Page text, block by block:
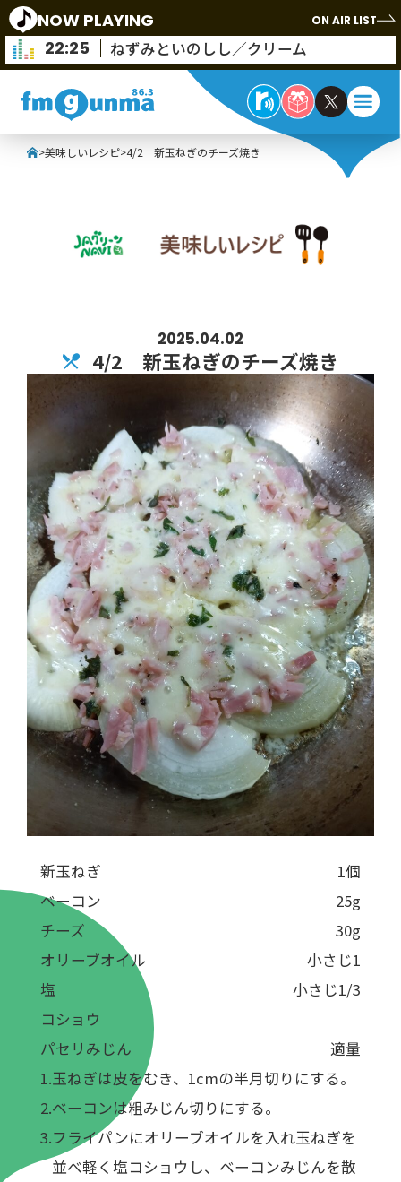
NOW PLAYING ON AIR LIST
22:25 ねずみといのしし／クリーム
>美味しいレシピ>4/2 新玉ねぎのチーズ焼き
2025.04.02
4/2 新玉ねぎのチーズ焼き
新玉ねぎ
1個
ベーコン
25g
チーズ
30g
オリーブオイル
小さじ1
塩
小さじ1/3
コショウ
パセリみじん
適量
玉ねぎは皮をむき、1cmの半月切りにする。
ベーコンは粗みじん切りにする。
フライパンにオリーブオイルを入れ玉ねぎを
並べ軽く塩コショウし、ベーコンみじんを散